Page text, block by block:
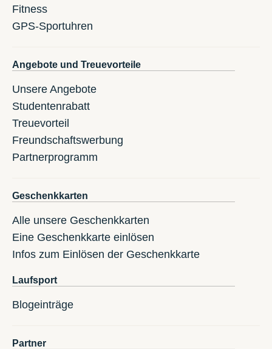
Fitness
GPS-Sportuhren
Angebote und Treuevorteile
Unsere Angebote
Studentenrabatt
Treuevorteil
Freundschaftswerbung
Partnerprogramm
Geschenkkarten
Alle unsere Geschenkkarten
Eine Geschenkkarte einlösen
Infos zum Einlösen der Geschenkkarte
Laufsport
Blogeinträge
Partner